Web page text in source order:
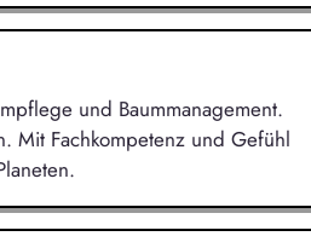
und Baummanagement.
Mit Fachkompetenz und Gefühl